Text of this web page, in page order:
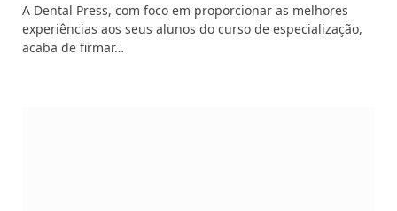
A Dental Press, com foco em proporcionar as melhores
experiências aos seus alunos do curso de especialização,
acaba de firmar…